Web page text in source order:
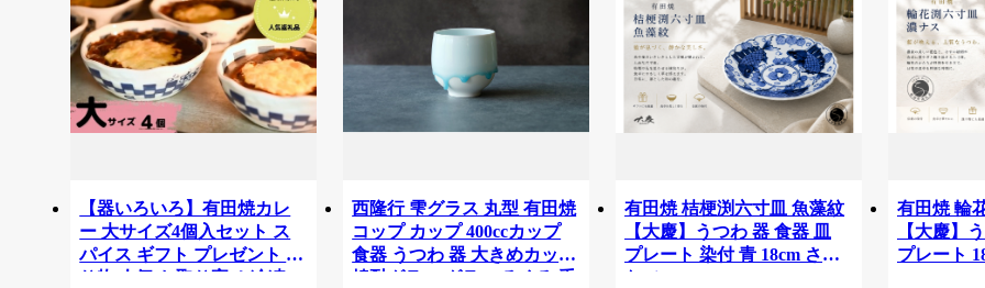
【器いろいろ】有田焼カレ
ー 大サイズ4個入セット ス
パイス ギフト プレゼント 贈
り物 人気 お取り寄せ 冷凍
西隆行 雫グラス 丸型 有田焼
コップ カップ 400ccカップ
食器 うつわ 器 大きめカップ
焼酎グラス グラス ろくろ 手
有田焼 桔梗渕六寸皿 魚藻紋
【大慶】うつわ 器 食器 皿
プレート 染付 青 18cm さか
な ci095
有田焼 輪
【大慶】
プレート